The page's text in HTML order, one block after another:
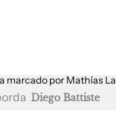
Diego Battiste